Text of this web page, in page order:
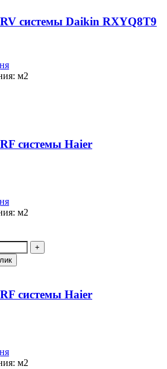
системы Daikin RXYQ8T9
м2
системы Haier
м2
системы Haier
м2